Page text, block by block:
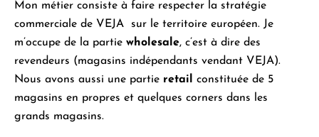
Mon métier consiste à faire respecter la stratégie
commerciale de VEJA sur le territoire européen. Je
m’occupe de la partie wholesale, c’est à dire des
revendeurs (magasins indépendants vendant VEJA).
Nous avons aussi une partie retail constituée de 5
magasins en propres et quelques corners dans les
grands magasins.